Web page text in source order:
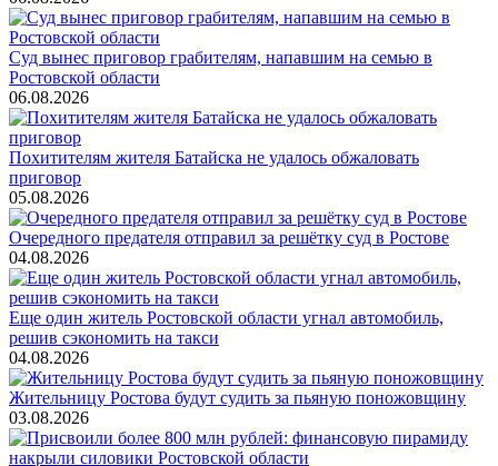
Суд вынес приговор грабителям, напавшим на семью в
Ростовской области
06.08.2026
Похитителям жителя Батайска не удалось обжаловать
приговор
05.08.2026
Очередного предателя отправил за решётку суд в Ростове
04.08.2026
Еще один житель Ростовской области угнал автомобиль,
решив сэкономить на такси
04.08.2026
Жительницу Ростова будут судить за пьяную поножовщину
03.08.2026